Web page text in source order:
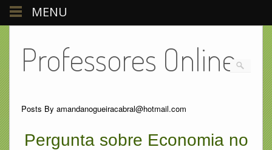
Professores Online
Posts By amandanogueiracabral@hotmail.com
Pergunta sobre Economia no
MENU